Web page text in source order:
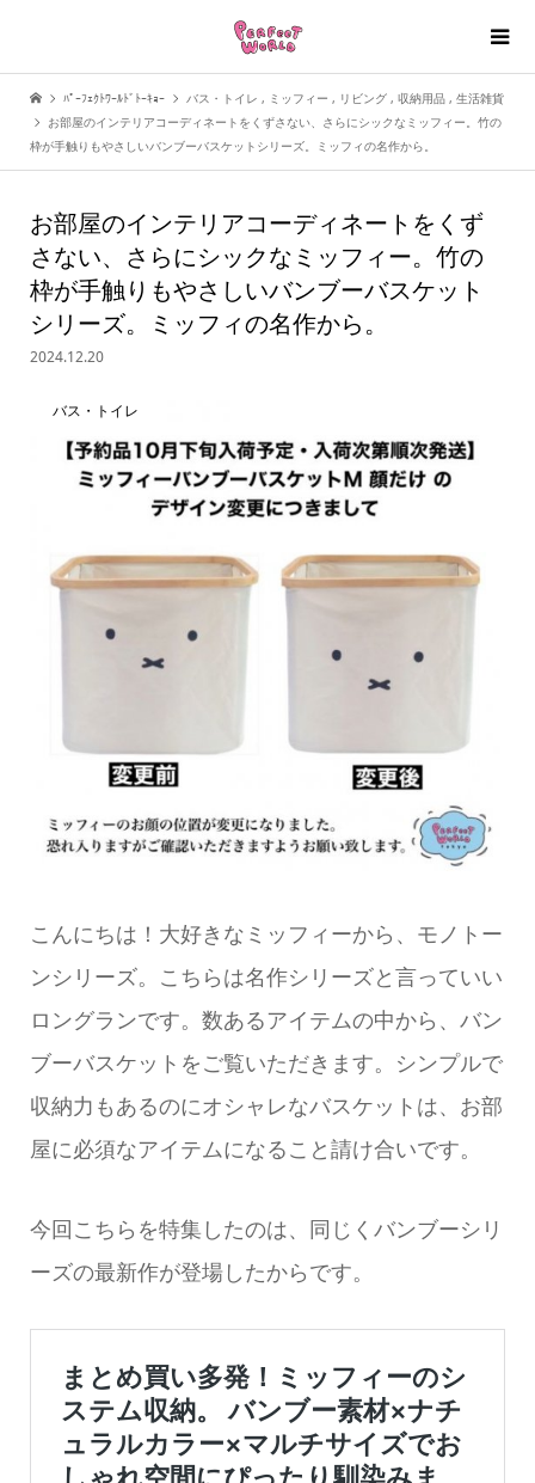
ﾊﾟｰﾌｪｸﾄﾜｰﾙﾄﾞﾄｰｷｮｰ バス・トイレ , ミッフィー , リビング , 収納用品 , 生活雑貨
お部屋のインテリアコーディネートをくずさない、さらにシックなミッフィー。竹の
枠が手触りもやさしいバンブーバスケットシリーズ。ミッフィの名作から。
お部屋のインテリアコーディネートをくず
さない、さらにシックなミッフィー。竹の
枠が手触りもやさしいバンブーバスケット
シリーズ。ミッフィの名作から。
2024.12.20
バス・トイレ
こんにちは！大好きなミッフィーから、モノトー
ンシリーズ。こちらは名作シリーズと言っていい
ロングランです。数あるアイテムの中から、バン
ブーバスケットをご覧いただきます。シンプルで
収納力もあるのにオシャレなバスケットは、お部
屋に必須なアイテムになること請け合いです。
今回こちらを特集したのは、同じくバンブーシリ
ーズの最新作が登場したからです。